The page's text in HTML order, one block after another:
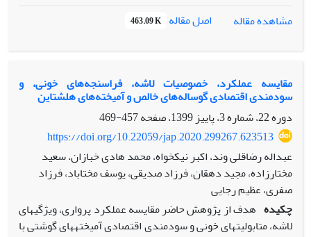
۱۰ ماهگی کشتار شدند. وزن تولد در بره‌های خالص بلوچی به
بود. وزن از شیرگیری، میانگین افزایش وزن روزانه تا زمان
(05/0>P) در زمان کشتار، دام‌هادام‌های آمیخته دارای وزن مشابه
با گروه خالص بودند (08/0=P) تعداد بره‌های آمیخته متولد شده،
به‌دلیل استفاده از هورمون در زمان تلقیح میش‌ها افزایش یافت
(13/1 در برابر یک). زنده‌مانی بره‌ها تا زمان قطع شیر در بین دو
گروه تفاوت معنی‌داری با یکدیگر نداشت. مقدار چربی دنبه و کل
چربی بدن در بره‌های آمیخته کاهش یافت. آمیخته‌گری باعث
افزایش وزن قلب، شش، کبد و بیضه ‌ها در بره‌های حاصله شد
(05/0>P). با توجه به نتایج این مطالعه، انجام تلقیح مصنوعی اسپرم
رومانف با میش‌های بلوچی باعث افزایش تعداد بره متولد شده و
رشد بره‌های حاصله تا زمان قطع شیر شد. هم‌چنین صفات لاشه با
مشاهده مقاله
اصل مقاله 463.09 K
مقایسه عملکرد، خصوصیات لاشه، فراسنجه‌های خونی، و
سودمندی اقتصادی گوساله‌های خالص و آمیخته‌های هلشتاین
دوره 22، شماره 3، پاییز 1399، صفحه
457-469
https://doi.org/10.22059/jap.2020.299267.623513
عبداله رضاقلی وند، اکبر نیکخواه، محمد هادی خبازان، سعید
مختارزاده، مجید دهقان، فرزاد صدیقی، یوسف مختاباد، فرزاد
صفری، عظیم رجایی
چکیده هدف از پژوهش حاضر مقایسه عملکرد پرواری، ویژگی­های
لاشه، متابولیت­های خونی و سودمندی اقتصادی آمیخته­های گوشتی با